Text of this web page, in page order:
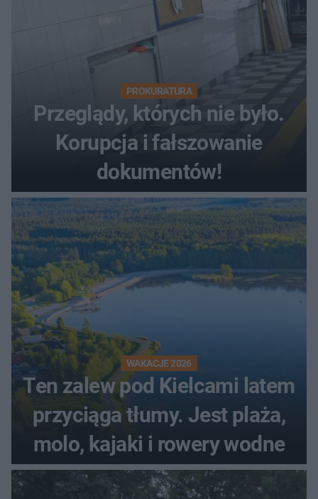
PROKURATURA
Przeglądy, których nie było.
Korupcja i fałszowanie
dokumentów!
WAKACJE 2026
Ten zalew pod Kielcami latem
przyciąga tłumy. Jest plaża,
molo, kajaki i rowery wodne